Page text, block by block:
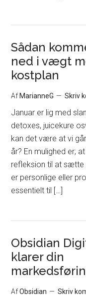
Sådan
ned i vægt
kostplan
AfMarianneG Skriv
Januar er lig med
detoxes, juicekure
kan det være at vi
år? En mulighed er;
refleksion til at sætte
er personlige eller
essentielt til […]
Obsidian
klarer din
AfObsidian Skriv